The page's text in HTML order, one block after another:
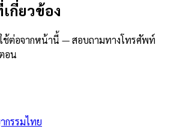
กี่ยวข้อง
ช้ต่อจากหน้านี้ — สอบถามทางโทรศัพท์
อน
กรรมไทย